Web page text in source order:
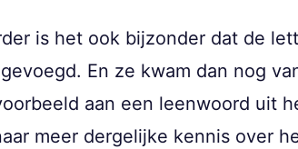
is het ook bijzonder dat de
En ze kwam dan nog
aan een leenwoord uit
meer dergelijke kennis over